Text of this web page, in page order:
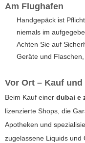
Am Flughafen
Handgepäck ist
niemals im
Achten Sie auf
Geräte und
Vor Ort – Kauf und
Beim Kauf einer dubai e
lizenzierte Shops, die
Apotheken und
zugelassene Liquids und